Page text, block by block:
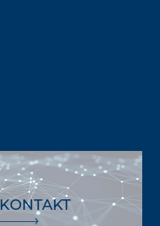
KONTAKT